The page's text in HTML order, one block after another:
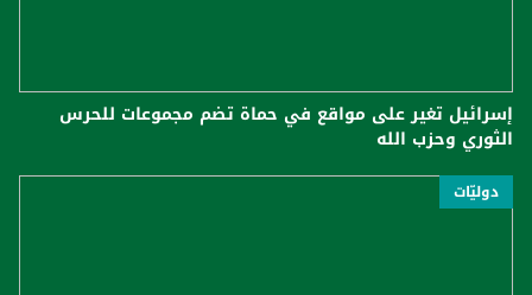
إسرائيل تغير على مواقع في حماة تضم مجموعات للحرس
الثوري وحزب الله
دوليّات